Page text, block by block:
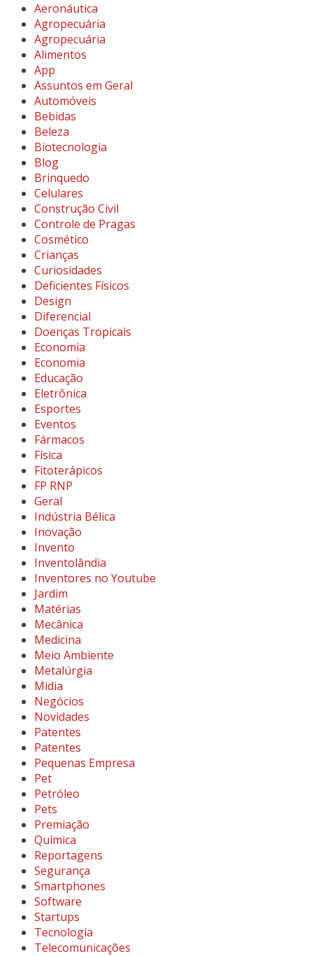
Aeronáutica
Agropecuária
Agropecuária
Alimentos
App
Assuntos em Geral
Automóveis
Bebidas
Beleza
Biotecnologia
Blog
Brinquedo
Celulares
Construção Civil
Controle de Pragas
Cosmético
Crianças
Curiosidades
Deficientes Físicos
Design
Diferencial
Doenças Tropicais
Economia
Economia
Educação
Eletrônica
Esportes
Eventos
Fármacos
Física
Fitoterápicos
FP RNP
Geral
Indústria Bélica
Inovação
Invento
Inventolândia
Inventores no Youtube
Jardim
Matérias
Mecânica
Medicina
Meio Ambiente
Metalúrgia
Midia
Negócios
Novidades
Patentes
Patentes
Pequenas Empresa
Pet
Petróleo
Pets
Premiação
Química
Reportagens
Segurança
Smartphones
Software
Startups
Tecnologia
Telecomunicações